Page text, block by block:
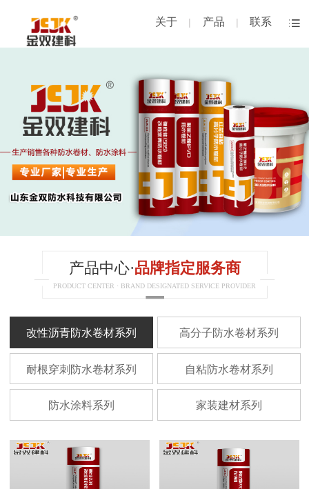
关于 | 产品 | 联系
产品中心·品牌指定服务商
PRODUCT CENTER · BRAND DESIGNATED SERVICE PROVIDER
改性沥青防水卷材系列 高分子防水卷材系列
耐根穿刺防水卷材系列 自粘防水卷材系列
防水涂料系列 家装建材系列